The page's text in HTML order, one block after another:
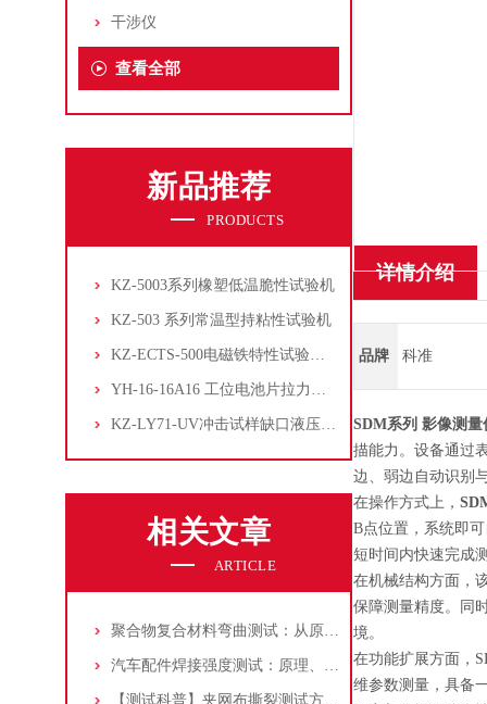
干涉仪
查看全部
新品推荐
PRODUCTS
KZ-5003系列橡塑低温脆性试验机
KZ-503 系列常温型持粘性试验机
KZ-ECTS-500电磁铁特性试验系统
YH-16-16A16 工位电池片拉力试验机
KZ-LY71-UV冲击试样缺口液压拉床
相关文章
ARTICLE
聚合物复合材料弯曲测试：从原理到标准，材料拉力测试机应用解析！
汽车配件焊接强度测试：原理、标准和仪器介绍
【测试科普】夹网布撕裂测试方法及电子万能试验机应用汇总！
详情介绍
品牌 科准
SDM系列 影像测量
描能力。设备通过
边、弱边自动识别
在操作方式上，
B点位置，系统即
短时间内快速完成
在机械结构方面，
保障测量精度。同
境。
在功能扩展方面，
维参数测量，具备